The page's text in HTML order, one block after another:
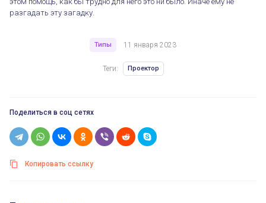
разгадать эту загадку.
Типы 11 января 2023
Теги: Проектор
Поделиться в соц сетях
Копировать ссылку